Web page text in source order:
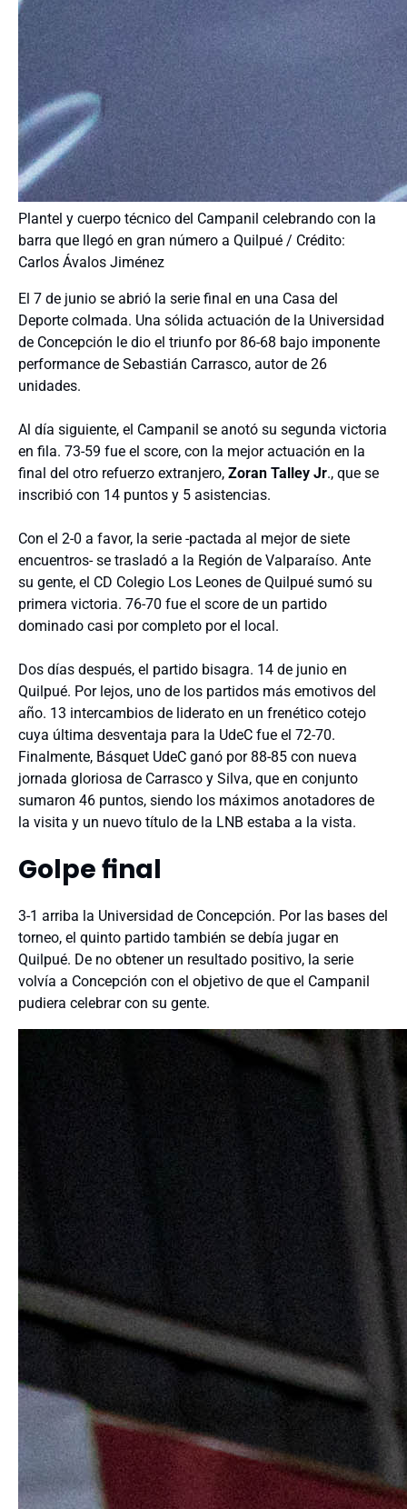
Plantel y cuerpo técnico del Campanil celebrando con la
barra que llegó en gran número a Quilpué / Crédito:
Carlos Ávalos Jiménez
El 7 de junio se abrió la serie final en una Casa del
Deporte colmada. Una sólida actuación de la Universidad
de Concepción le dio el triunfo por 86-68 bajo imponente
performance de Sebastián Carrasco, autor de 26
unidades.
Al día siguiente, el Campanil se anotó su segunda victoria
en fila. 73-59 fue el score, con la mejor actuación en la
final del otro refuerzo extranjero, Zoran Talley Jr., que se
inscribió con 14 puntos y 5 asistencias.
Con el 2-0 a favor, la serie -pactada al mejor de siete
encuentros- se trasladó a la Región de Valparaíso. Ante
su gente, el CD Colegio Los Leones de Quilpué sumó su
primera victoria. 76-70 fue el score de un partido
dominado casi por completo por el local.
Dos días después, el partido bisagra. 14 de junio en
Quilpué. Por lejos, uno de los partidos más emotivos del
año. 13 intercambios de liderato en un frenético cotejo
cuya última desventaja para la UdeC fue el 72-70.
Finalmente, Básquet UdeC ganó por 88-85 con nueva
jornada gloriosa de Carrasco y Silva, que en conjunto
sumaron 46 puntos, siendo los máximos anotadores de
la visita y un nuevo título de la LNB estaba a la vista.
Golpe final
3-1 arriba la Universidad de Concepción. Por las bases del
torneo, el quinto partido también se debía jugar en
Quilpué. De no obtener un resultado positivo, la serie
volvía a Concepción con el objetivo de que el Campanil
pudiera celebrar con su gente.